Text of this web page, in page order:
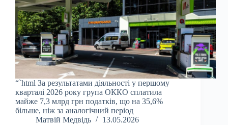
“`html За результатами діяльності у першому
кварталі 2026 року група ОККО сплатила
майже 7,3 млрд грн податків, що на 35,6%
більше, ніж за аналогічний період
Матвій Медвідь
13.05.2026